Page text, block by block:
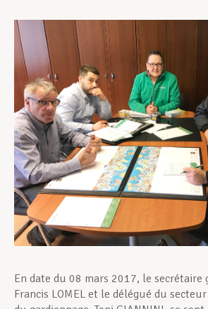
Assistance en vie privée
Développement
Devenir Membre
Actualités
En date du 08 mars 2017, le secrétaire
Francis LOMEL et le délégué du